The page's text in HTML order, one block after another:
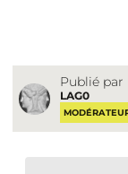
Publié par
LAG0